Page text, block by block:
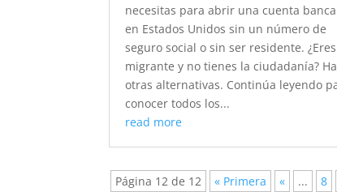
necesitas para abrir una cuenta
en Estados Unidos sin un número de
seguro social o sin ser residente. ¿Eres
migrante y no tienes la ciudadanía?
otras alternativas. Continúa leyendo
conocer todos los...
read more
Página 12 de 12 « Primera « ... 8